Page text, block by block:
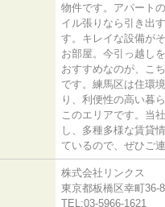
物件です。アパート
イル張りなら引き出
す。キレイな設備が
お部屋。今引っ越し
おすすめなのが、こ
です。練馬区は住環
り、利便性の高い暮
このエリアです。当
し、多種多様な賃貸
ているので、ぜひご連
株式会社リンクス
東京都板橋区幸町36-8
TEL:03-5966-1621